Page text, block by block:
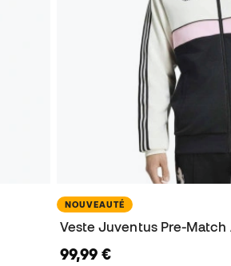
NOUVEAUTÉ
Veste Juventus Pre-Match
99,99 €